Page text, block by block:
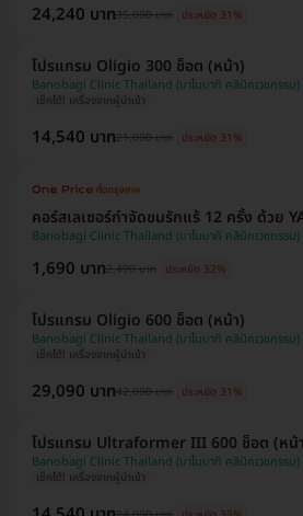
24,240 บาท35,000 บาท ประหยัด 31%
เช็กได้! เครื่องจากผู้นำเข้า
โปรแกรม Oligio 300 ช็อต (หน้า)
Banobagi Clinic Thailand (บาโนบากิ คลินิกเวชกรรม)
14,540 บาท21,000 บาท ประหยัด 31%
คอร์สเลเซอร์กำจัดขนรักแร้ 12 ครั้ง ด้วย
Banobagi Clinic Thailand (บาโนบากิ คลินิกเวชกรรม)
1,690 บาท2,490 บาท ประหยัด 32%
เช็กได้! เครื่องจากผู้นำเข้า
โปรแกรม Oligio 600 ช็อต (หน้า)
Banobagi Clinic Thailand (บาโนบากิ คลินิกเวชกรรม)
29,090 บาท42,000 บาท ประหยัด 31%
เช็กได้! เครื่องจากผู้นำเข้า
โปรแกรม Ultraformer III 600 ช็อต (หน้
Banobagi Clinic Thailand (บาโนบากิ คลินิกเวชกรรม)